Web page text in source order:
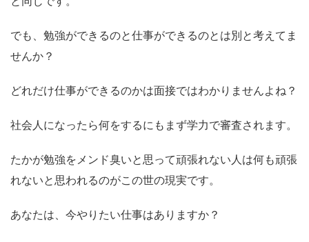
でも、勉強ができるのと仕事ができるのとは別と考えてま
せんか？
どれだけ仕事ができるのかは面接ではわかりませんよね？
社会人になったら何をするにもまず学力で審査されます。
たかが勉強をメンド臭いと思って頑張れない人は何も頑張
れないと思われるのがこの世の現実です。
あなたは、今やりたい仕事はありますか？